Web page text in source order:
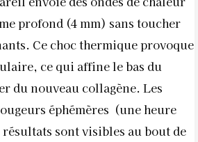
profond (4 mm) sans toucher
Ce choc thermique provoque
ce qui affine le bas du
du nouveau collagène. Les
éphémères (une heure
sont visibles au bout de